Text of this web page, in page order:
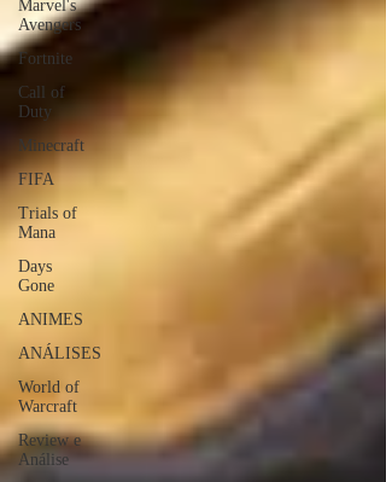
Marvel's
Avengers
Fortnite
Call of
Duty
Minecraft
FIFA
Trials of
Mana
Days
Gone
ANIMES
ANÁLISES
World of
Warcraft
Review e
Análise